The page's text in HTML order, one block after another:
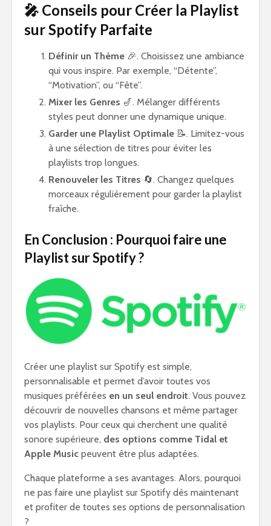
🎤 Conseils pour Créer la Playlist
sur Spotify Parfaite
Définir un Thème 🎉. Choisissez une ambiance
qui vous inspire. Par exemple, “Détente”,
“Motivation”, ou “Fête”.
Mixer les Genres 🎷. Mélanger différents
styles peut donner une dynamique unique.
Garder une Playlist Optimale 📝. Limitez-vous
à une sélection de titres pour éviter les
playlists trop longues.
Renouveler les Titres 🔄. Changez quelques
morceaux régulièrement pour garder la playlist
fraîche.
En Conclusion : Pourquoi faire une
Playlist sur Spotify ?
Créer une playlist sur Spotify est simple,
personnalisable et permet d’avoir toutes vos
musiques préférées en un seul endroit. Vous pouvez
découvrir de nouvelles chansons et même partager
vos playlists. Pour ceux qui cherchent une qualité
sonore supérieure, des options comme Tidal et
Apple Music peuvent être plus adaptées.
Chaque plateforme a ses avantages. Alors, pourquoi
ne pas faire une playlist sur Spotify dès maintenant
et profiter de toutes ses options de personnalisation
?